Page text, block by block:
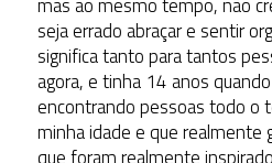
seja errado abraçar e sentir
significa tanto para tantos
agora, e tinha 14 anos
encontrando pessoas todo o
minha idade e que realmente
que foram realmente